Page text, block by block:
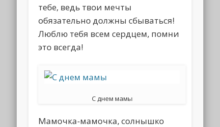
тебе, ведь твои мечты
обязательно должны сбываться!
Люблю тебя всем сердцем, помни
это всегда!
С днем мамы
Мамочка-мамочка, солнышко